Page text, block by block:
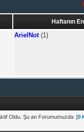
Haftanın
ArielNot(1)
Oldu. Şu an Forumumuzda: [0